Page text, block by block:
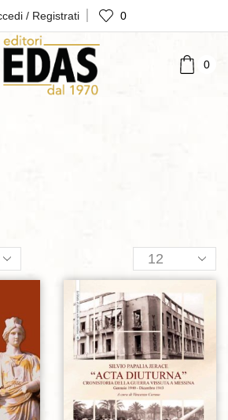
/ Registrati 0
0
Products
per
page
Aggiungi alla lista dei desideri